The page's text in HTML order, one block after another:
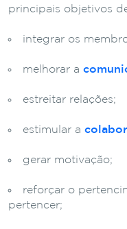
principais objetivos
integrar os
melhorar a
estreitar relações;
estimular a
gerar motivação;
reforçar o
pertencer;